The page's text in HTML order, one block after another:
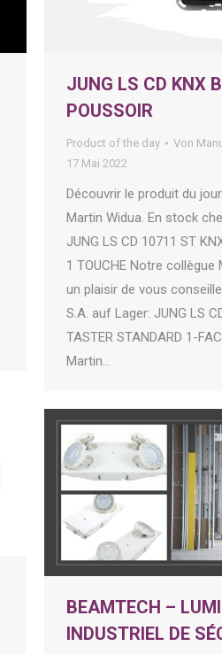
JUNG LS CD KNX
POUSSOIR
Product of the day Von
17 Mai 2022
Découvrir le produit du
Martin Widua. En stock
JUNG LS CD 10711 ST
1 TOUCHE Notre
un plaisir de vous
S.A. auf Lager: JUNG LS
TASTER STANDARD 1-
Martin…
BEAMTECH –
INDUSTRIEL DE